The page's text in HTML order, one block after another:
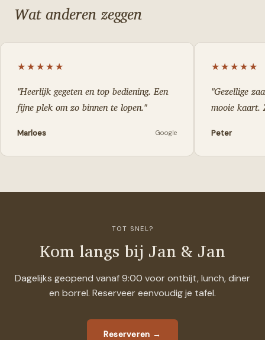
Wat anderen zeggen
★★★★★
"Heerlijk gegeten en top bediening. Een
fijne plek om zo binnen te lopen."
Marloes Google
★★★★★
"Gezellige
mooie kaart.
Peter
TOT SNEL?
Kom langs bij Jan & Jan
Dagelijks geopend vanaf 9:00 voor ontbijt, lunch, diner
en borrel. Reserveer eenvoudig je tafel.
Reserveren →